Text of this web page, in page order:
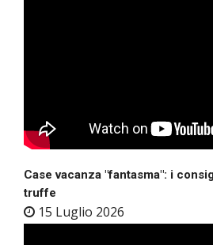
Case vacanza "fantasma": i
truffe
15 Luglio 2026